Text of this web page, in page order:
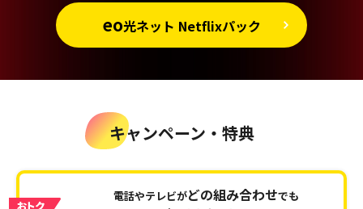
eo光ネット Netflixパック
キャンペーン・特典
電話やテレビがどの組み合わせでも